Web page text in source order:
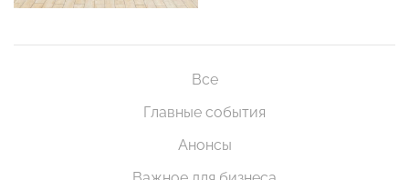
Все
Главные события
Анонсы